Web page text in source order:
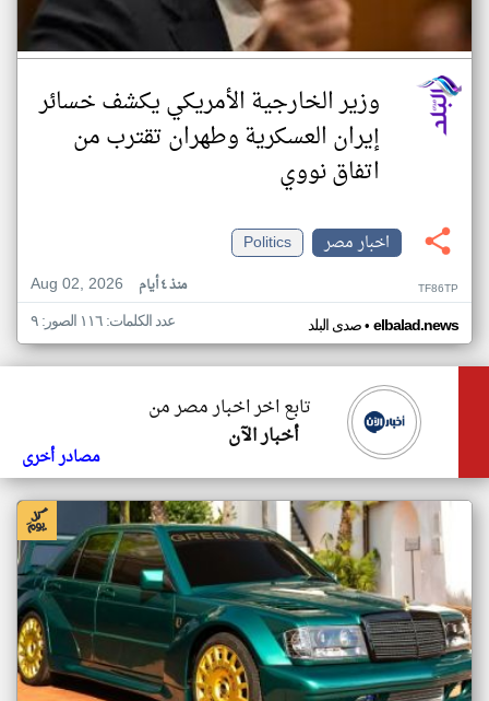
وزير الخارجية الأمريكي يكشف خسائر
إيران العسكرية وطهران تقترب من
اتفاق نووي
اخبار مصر
Politics
Aug 02, 2026
منذ ٤ أيام TF86TP
صدى البلد• elbalad.news عدد الكلمات: ١١٦ الصور: ٩
تابع اخر اخبار مصر من
أخبار الآن
مصادر أخرى